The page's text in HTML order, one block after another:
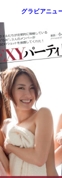
グラビアニュ